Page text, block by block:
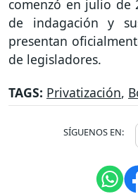
comenzó en julio de
de indagación y
presentan
de legisladores.
TAGS: Privatización,
SÍGUENOS EN: